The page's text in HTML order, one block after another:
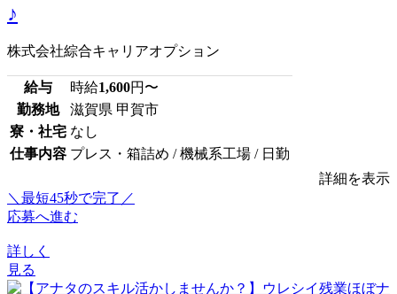
♪
株式会社綜合キャリアオプション
給与 時給1,600円〜
勤務地
滋賀県 甲賀市
寮・社宅 なし
仕事内容 プレス・箱詰め / 機械系工場 / 日勤
詳細を表示
＼最短45秒で完了／
応募へ進む
詳しく
見る